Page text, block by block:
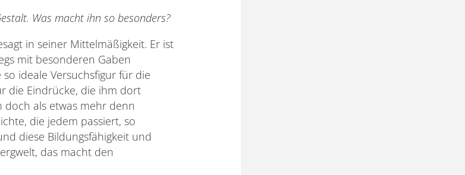
Was macht ihn so besonders?
in seiner Mittelmäßigkeit. Er ist
mit besonderen Gaben
ideale Versuchsfigur für die
die Eindrücke, die ihm dort
doch als etwas mehr denn
die jedem passiert, so
diese Bildungsfähigkeit und
das macht den